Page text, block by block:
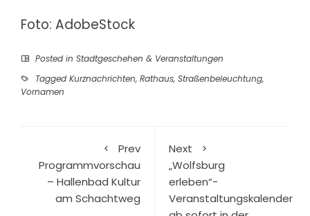
Foto: AdobeStock
Posted in Stadtgeschehen & Veranstaltungen
Tagged Kurznachrichten, Rathaus, Straßenbeleuchtung,
Vornamen
Prev
Programmvorschau
– Hallenbad Kultur
am Schachtweg
Next
„Wolfsburg
erleben“-
Veranstaltungskalender